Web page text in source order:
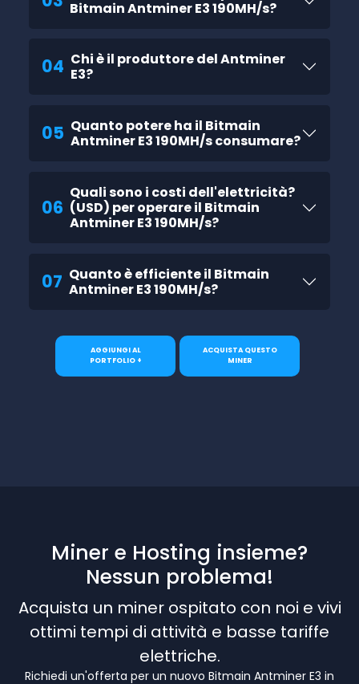
Bitmain Antminer E3 190MH/s?
04 Chi è il produttore del Antminer
E3?
05 Quanto potere ha il Bitmain
Antminer E3 190MH/s consumare?
06
Quali sono i costi dell'elettricità?
(USD) per operare il Bitmain
Antminer E3 190MH/s?
07 Quanto è efficiente il Bitmain
Antminer E3 190MH/s?
AGGIUNGI AL
PORTFOLIO +
ACQUISTA QUESTO
MINER
Miner e Hosting insieme?
Nessun problema!
Acquista un miner ospitato con noi e vivi
ottimi tempi di attività e basse tariffe
elettriche.
Richiedi un'offerta per un nuovo Bitmain Antminer E3 in